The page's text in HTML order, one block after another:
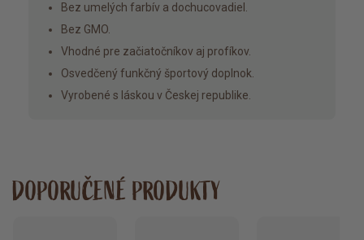
Bez umelých farbív a dochucovadiel.
Bez GMO.
Vhodné pre začiatočníkov aj profíkov.
Osvedčený funkčný športový doplnok.
Vyrobené s láskou v Českej republike.
DOPORUČENÉ PRODUKTY